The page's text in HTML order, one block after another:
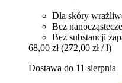
Dla skóry
Bez
Bez substancji
68,00 zł (272,00 zł / l)
Dostawa do 11 sierpnia